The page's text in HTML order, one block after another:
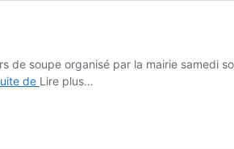
de soupe organisé par la mairie samedi
de Soirée
Lire plus…